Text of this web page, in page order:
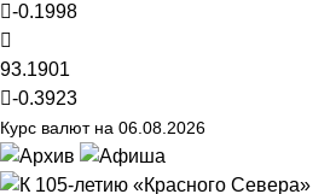
-0.1998
93.1901
-0.3923
Курс валют на 06.08.2026